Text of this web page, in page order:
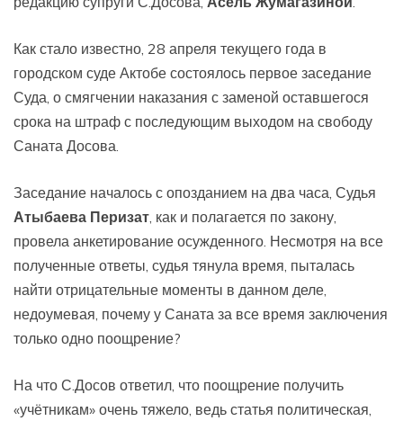
Как стало известно, 28 апреля текущего года в
городском суде Актобе состоялось первое заседание
Суда, о смягчении наказания с заменой оставшегося
срока на штраф с последующим выходом на свободу
Саната Досова.
Заседание началось с опозданием на два часа, Судья
Атыбаева Перизат , как и полагается по закону,
провела анкетирование осужденного. Несмотря на все
полученные ответы, судья тянула время, пыталась
найти отрицательные моменты в данном деле,
недоумевая, почему у Саната за все время заключения
только одно поощрение?
На что С.Досов ответил, что поощрение получить
«учётникам» очень тяжело, ведь статья политическая,